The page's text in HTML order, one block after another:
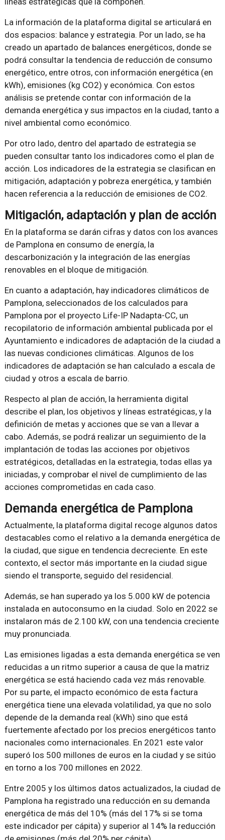
La información de la plataforma digital se articulará en
dos espacios: balance y estrategia. Por un lado, se ha
creado un apartado de balances energéticos, donde se
podrá consultar la tendencia de reducción de consumo
energético, entre otros, con información energética (en
kWh), emisiones (kg CO2) y económica. Con estos
análisis se pretende contar con información de la
demanda energética y sus impactos en la ciudad, tanto a
nivel ambiental como económico.
Por otro lado, dentro del apartado de estrategia se
pueden consultar tanto los indicadores como el plan de
acción. Los indicadores de la estrategia se clasifican en
mitigación, adaptación y pobreza energética, y también
hacen referencia a la reducción de emisiones de CO2.
Mitigación, adaptación y plan de acción
En la plataforma se darán cifras y datos con los avances
de Pamplona en consumo de energía, la
descarbonización y la integración de las energías
renovables en el bloque de mitigación.
En cuanto a adaptación, hay indicadores climáticos de
Pamplona, seleccionados de los calculados para
Pamplona por el proyecto Life-IP Nadapta-CC, un
recopilatorio de información ambiental publicada por el
Ayuntamiento e indicadores de adaptación de la ciudad a
las nuevas condiciones climáticas. Algunos de los
indicadores de adaptación se han calculado a escala de
ciudad y otros a escala de barrio.
Respecto al plan de acción, la herramienta digital
describe el plan, los objetivos y líneas estratégicas, y la
definición de metas y acciones que se van a llevar a
cabo. Además, se podrá realizar un seguimiento de la
implantación de todas las acciones por objetivos
estratégicos, detalladas en la estrategia, todas ellas ya
iniciadas, y comprobar el nivel de cumplimiento de las
acciones comprometidas en cada caso.
Demanda energética de Pamplona
Actualmente, la plataforma digital recoge algunos datos
destacables como el relativo a la demanda energética de
la ciudad, que sigue en tendencia decreciente. En este
contexto, el sector más importante en la ciudad sigue
siendo el transporte, seguido del residencial.
Además, se han superado ya los 5.000 kW de potencia
instalada en autoconsumo en la ciudad. Solo en 2022 se
instalaron más de 2.100 kW, con una tendencia creciente
muy pronunciada.
Las emisiones ligadas a esta demanda energética se ven
reducidas a un ritmo superior a causa de que la matriz
energética se está haciendo cada vez más renovable.
Por su parte, el impacto económico de esta factura
energética tiene una elevada volatilidad, ya que no solo
depende de la demanda real (kWh) sino que está
fuertemente afectado por los precios energéticos tanto
nacionales como internacionales. En 2021 este valor
superó los 500 millones de euros en la ciudad y se sitúo
en torno a los 700 millones en 2022.
Entre 2005 y los últimos datos actualizados, la ciudad de
Pamplona ha registrado una reducción en su demanda
energética de más del 10% (más del 17% si se toma
este indicador per cápita) y superior al 14% la reducción